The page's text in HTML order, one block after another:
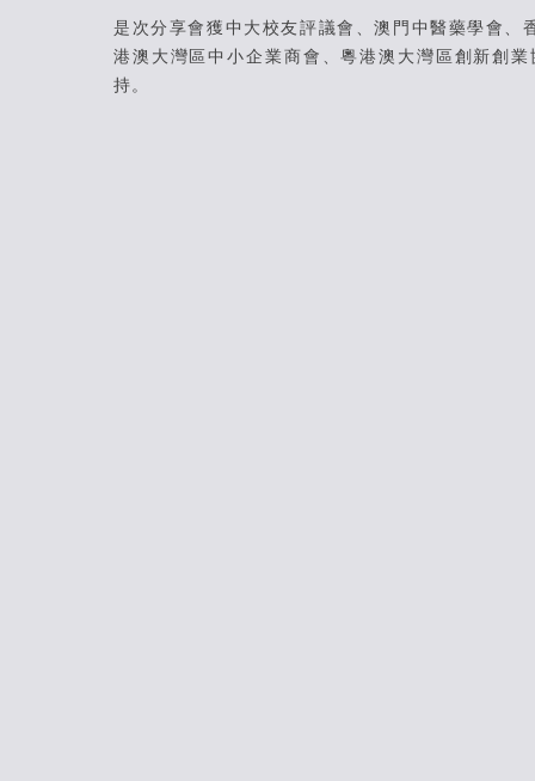
是次分享會獲中大校友評議會、澳門中醫藥學會
港澳大灣區中小企業商會、粵港澳大灣區創新創
持。